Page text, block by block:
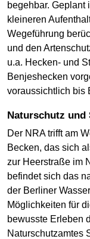
begehbar. Geplant
kleineren
Wegeführung
und den
u.a. Hecken- und
Benjeshecken
voraussichtlich bis
Naturschutz
Der NRA trifft am
Becken, das sich
zur Heerstraße im
befindet sich das
der Berliner
Möglichkeiten für
bewusste Erleben
Naturschutzamtes